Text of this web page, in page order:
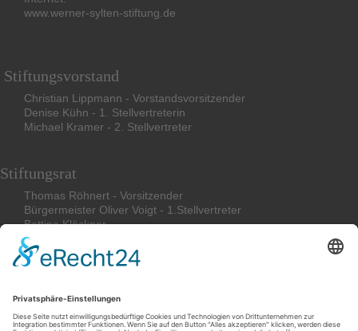
www.werner-sylten-stiftung.de
Stiftungsvorstand
Christian Lippmann - Vorstandsvorsitzender
Denise Kühn - 1. Stellvertreterin
Michael Kramer - 2. Stellvertreter
Stiftungsrat
Thomas Röhnert - Vorsitzender
Bürgermeister Oliver Voigt - 1.Stellvertreter
BettinaKlöckner
Friederike Böcher
Stephan Magirius